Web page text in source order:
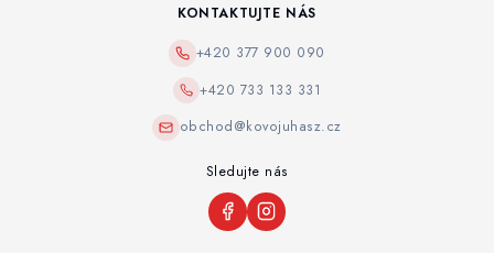
KONTAKTUJTE NÁS
+420 377 900 090
+420 733 133 331
obchod@kovojuhasz.cz
Sledujte nás